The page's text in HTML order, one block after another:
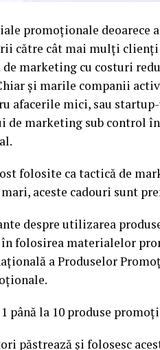
promoționale deoarece
către cât mai mulți
marketing cu costuri
și marile companii
afacerile mici, sau
de marketing sub control
folosite ca tactică de
aceste cadouri sunt
despre utilizarea
folosirea materialelor
a Produselor
până la 10 produse
păstrează și folosesc